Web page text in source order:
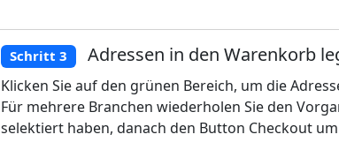
Schritt 3 Adressen in den Warenkorb
Klicken Sie auf den grünen Bereich, um die
Für mehrere Branchen wiederholen Sie den
selektiert haben, danach den Button Checkout